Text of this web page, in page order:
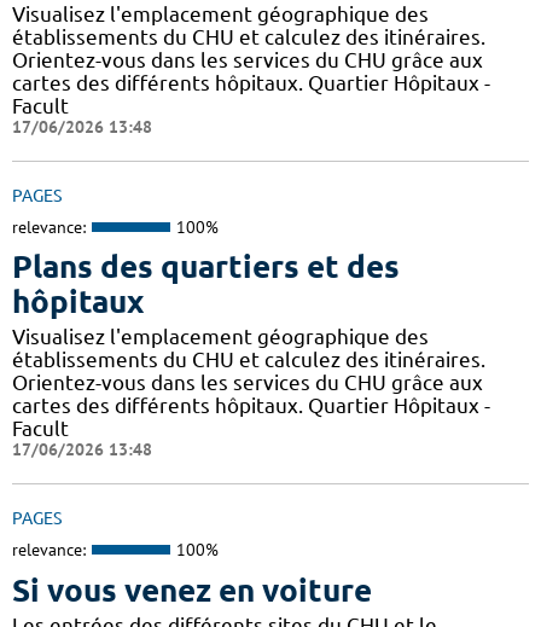
Visualisez l'emplacement géographique des
établissements du CHU et calculez des itinéraires.
Orientez-vous dans les services du CHU grâce aux
cartes des différents hôpitaux. Quartier Hôpitaux -
Facult
17/06/2026 13:48
PAGES
relevance: 100%
Plans des quartiers et des
hôpitaux
Visualisez l'emplacement géographique des
établissements du CHU et calculez des itinéraires.
Orientez-vous dans les services du CHU grâce aux
cartes des différents hôpitaux. Quartier Hôpitaux -
Facult
17/06/2026 13:48
PAGES
relevance: 100%
Si vous venez en voiture